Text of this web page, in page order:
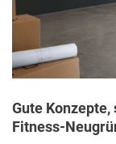
Gute
Fitness-